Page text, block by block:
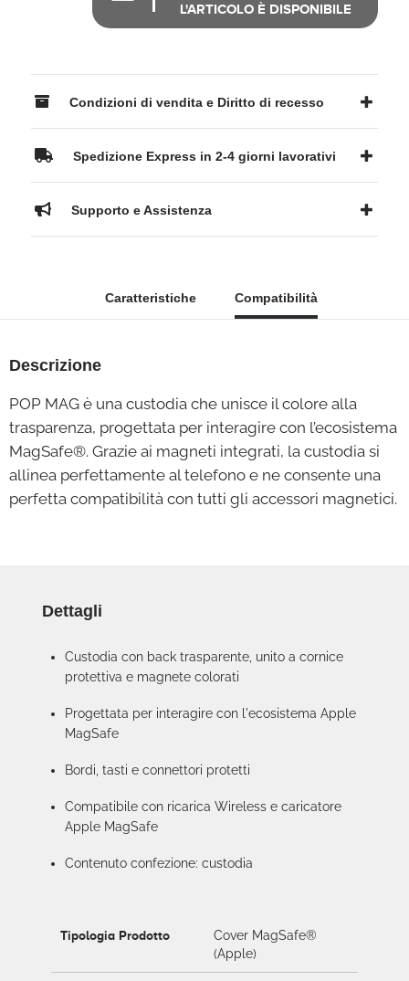
L'ARTICOLO È DISPONIBILE
Condizioni di vendita e Diritto di recesso
Spedizione Express in 2-4 giorni lavorativi
Supporto e Assistenza
Caratteristiche Compatibilità
Descrizione
POP MAG è una custodia che unisce il colore alla
trasparenza, progettata per interagire con l’ecosistema
MagSafe®. Grazie ai magneti integrati, la custodia si
allinea perfettamente al telefono e ne consente una
perfetta compatibilità con tutti gli accessori magnetici.
Dettagli
Custodia con back trasparente, unito a cornice
protettiva e magnete colorati
Progettata per interagire con l'ecosistema Apple
MagSafe
Bordi, tasti e connettori protetti
Compatibile con ricarica Wireless e caricatore
Apple MagSafe
Contenuto confezione: custodia
Tipologia Prodotto
Cover MagSafe®
(Apple)